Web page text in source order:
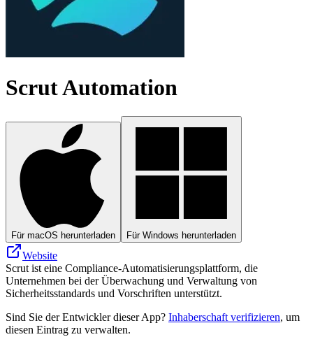
Scrut Automation
Für macOS herunterladen Für Windows herunterladen
Website
Scrut ist eine Compliance-Automatisierungsplattform, die
Unternehmen bei der Überwachung und Verwaltung von
Sicherheitsstandards und Vorschriften unterstützt.
Sind Sie der Entwickler dieser App? Inhaberschaft verifizieren, um
diesen Eintrag zu verwalten.